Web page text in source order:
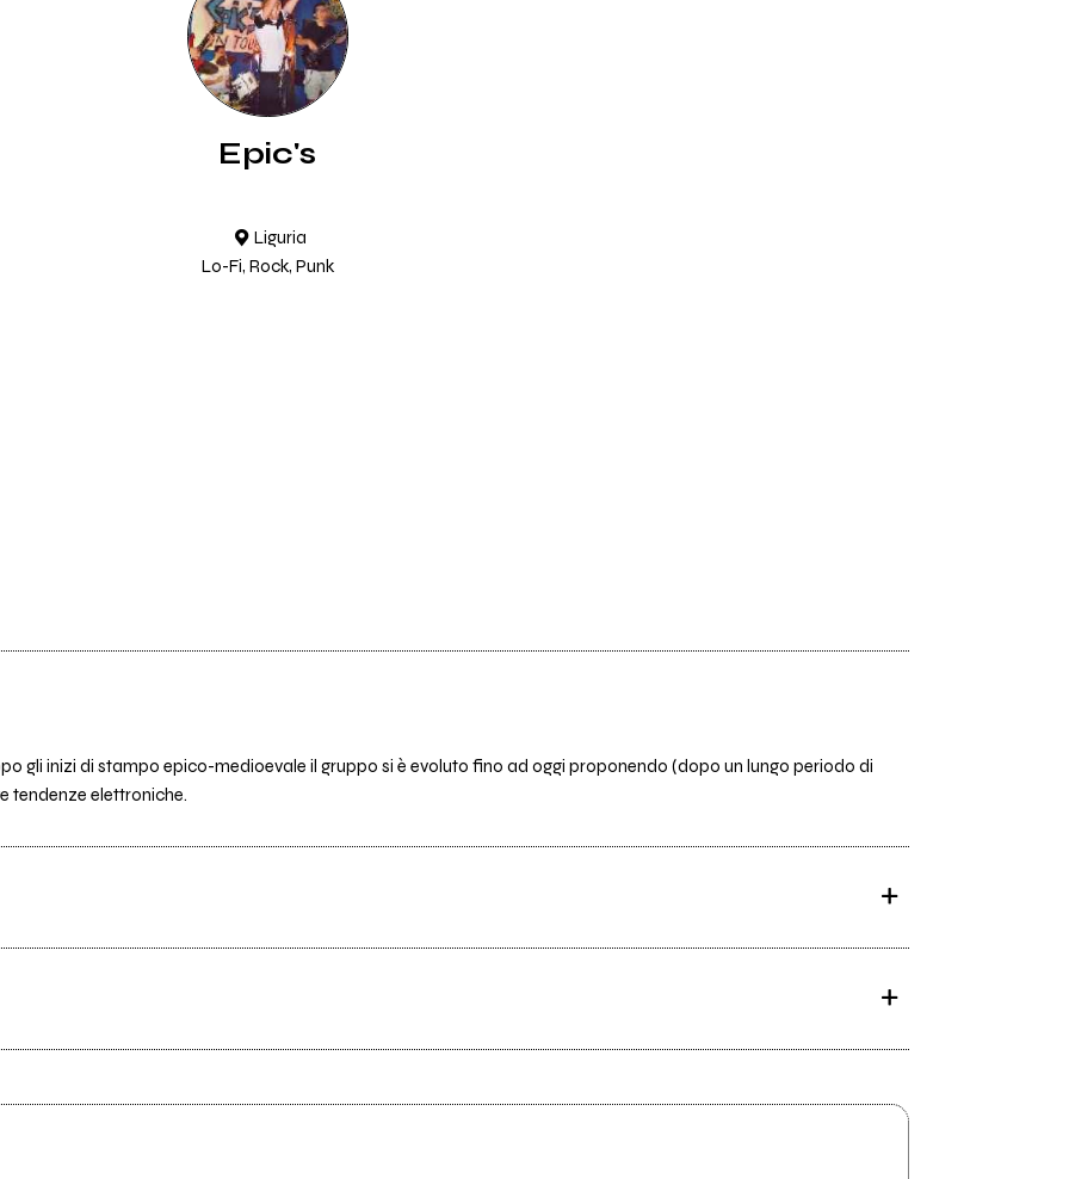
Epic's
Liguria
Lo-Fi, Rock, Punk
gli inizi di stampo epico-medioevale il gruppo si è evoluto fino ad oggi proponendo (dopo un lungo periodo di
tendenze elettroniche.